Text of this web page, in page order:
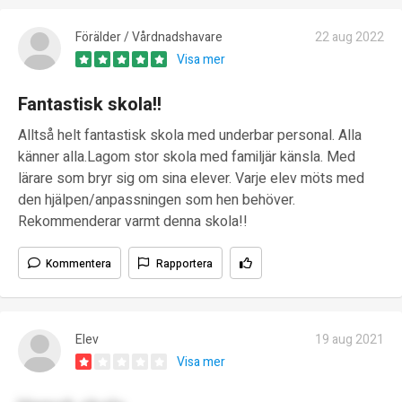
Förälder / Vårdnadshavare
22 aug 2022
Visa mer
Fantastisk skola!!
Alltså helt fantastisk skola med underbar personal. Alla
känner alla.Lagom stor skola med familjär känsla. Med
lärare som bryr sig om sina elever. Varje elev möts med
den hjälpen/anpassningen som hen behöver.
Rekommenderar varmt denna skola!!
Kommentera Rapportera
Elev
19 aug 2021
Visa mer